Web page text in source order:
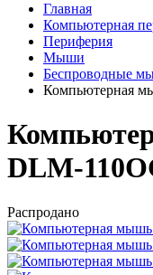
Главная
Компьютерная
Периферия
Мыши
Беспроводные
Компьютерная
DLM-
Распродано